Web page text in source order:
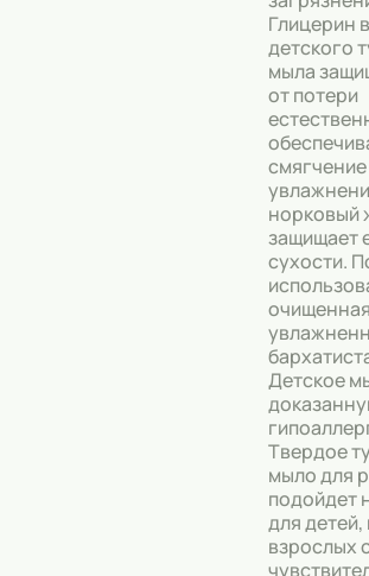
Глицерин
детского
мыла
от потери
норковый
защищает
сухости.
Детское
Твердое
мыло для
подойдет
для
взрослых